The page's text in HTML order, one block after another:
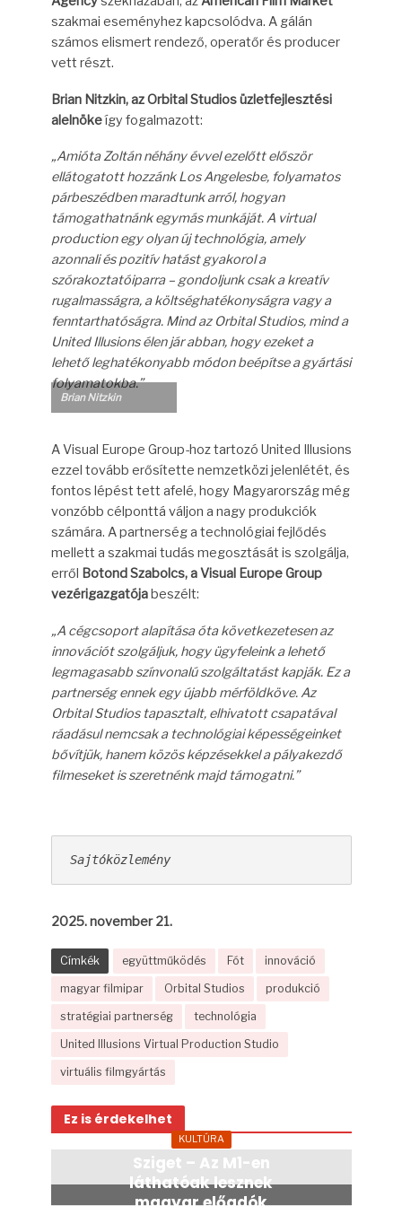
szakmai eseményhez kapcsolódva. A gálán
számos elismert rendező, operatőr és producer
vett részt.
Brian Nitzkin, az Orbital Studios üzletfejlesztési
alelnökeígy fogalmazott:
„Amióta Zoltán néhány évvel ezelőtt először
ellátogatott hozzánk Los Angelesbe, folyamatos
párbeszédben maradtunk arról, hogyan
támogathatnánk egymás munkáját. A virtual
production egy olyan új technológia, amely
azonnali és pozitív hatást gyakorol a
szórakoztatóiparra – gondoljunk csak a kreatív
rugalmasságra, a költséghatékonyságra vagy a
fenntarthatóságra. Mind az Orbital Studios, mind a
United Illusions élen jár abban, hogy ezeket a
lehető leghatékonyabb módon beépítse a gyártási
folyamatokba.”
Brian Nitzkin
A Visual Europe Group-hoz tartozó United Illusions
ezzel tovább erősítette nemzetközi jelenlétét, és
fontos lépést tett afelé, hogy Magyarország még
vonzóbb célponttá váljon a nagy produkciók
számára. A partnerség a technológiai fejlődés
mellett a szakmai tudás megosztását is szolgálja,
erről Botond Szabolcs, a Visual Europe Group
vezérigazgatója beszélt:
„A cégcsoport alapítása óta következetesen az
innovációt szolgáljuk, hogy ügyfeleink a lehető
legmagasabb színvonalú szolgáltatást kapják. Ez a
partnerség ennek egy újabb mérföldköve. Az
Orbital Studios tapasztalt, elhivatott csapatával
ráadásul nemcsak a technológiai képességeinket
bővítjük, hanem közös képzésekkel a pályakezdő
filmeseket is szeretnénk majd támogatni.”
Sajtóközlemény
2025. november 21.
Címkék együttműködés Fót innováció
magyar filmipar Orbital Studios produkció
stratégiai partnerség technológia
United Illusions Virtual Production Studio
virtuális filmgyártás
Ez is érdekelhet
KULTÚRA
Sziget – Az M1-en
láthatóak lesznek